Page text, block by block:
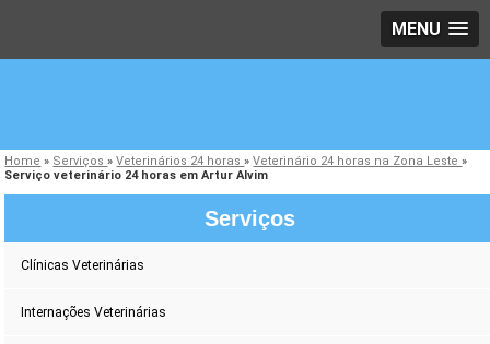
MENU
Home » Serviços»Veterinários 24 horas»Veterinário 24 horas na Zona Leste»
Serviço veterinário 24 horas em Artur Alvim
Serviços
Clínicas Veterinárias
Internações Veterinárias